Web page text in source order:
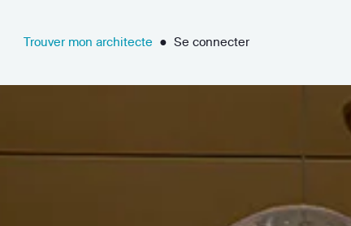
Trouver mon architecte ● Se connecter